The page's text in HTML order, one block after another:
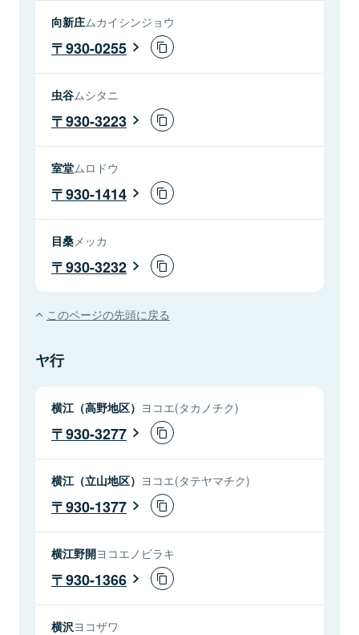
向新庄ムカイシンジョウ
930-0255
虫谷ムシタニ
930-3223
室堂ムロドウ
930-1414
目桑 メッカ
930-3232
このページの先頭に戻る
ヤ行
横江（高野地区） ヨコエ(タカノチク)
930-3277
横江（立山地区） ヨコエ(タテヤマチク)
930-1377
横江野開ヨコエノビラキ
930-1366
横沢ヨコザワ